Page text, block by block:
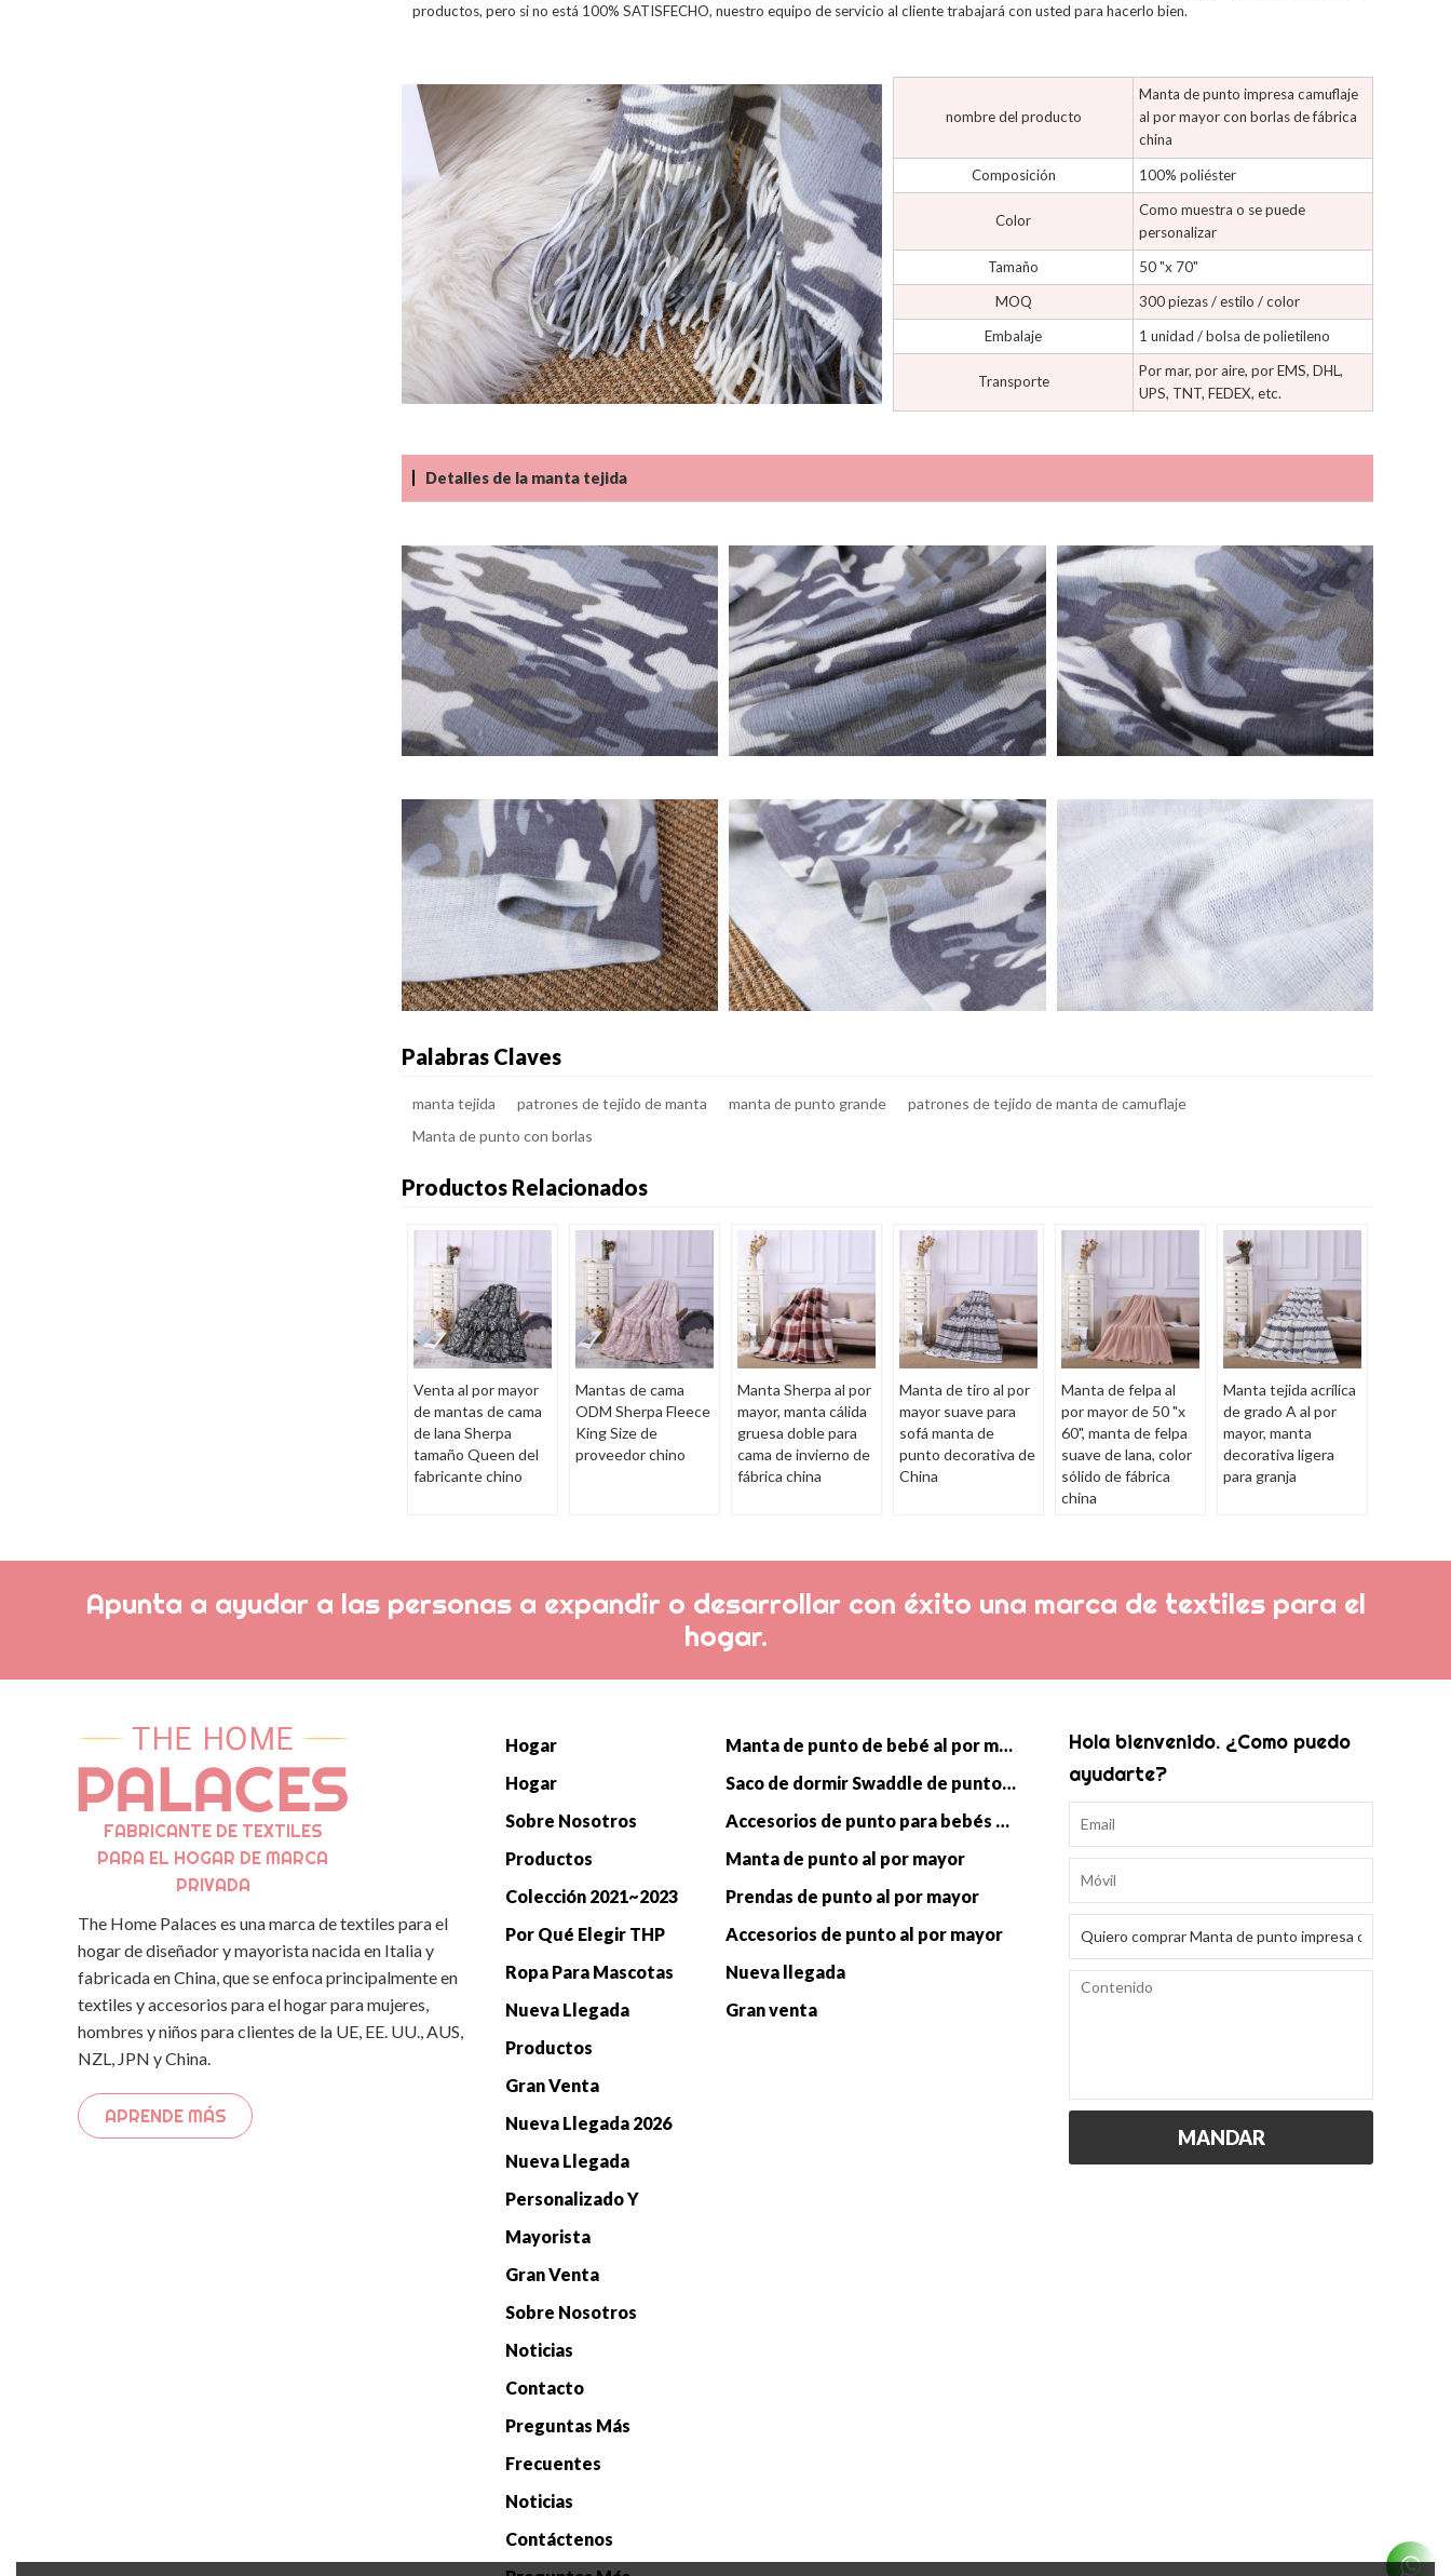
productos, pero si no está 100% SATISFECHO, nuestro equipo de servicio al cliente trabajará con usted para hacerlo bien.
nombre del producto
Manta de punto impresa camuflaje
al por mayor con borlas de fábrica
china
Composición 100% poliéster
Color
Como muestra o se puede
personalizar
Tamaño
50 "x 70"
MOQ
300 piezas / estilo / color
Embalaje
1 unidad / bolsa de polietileno
Transporte
Por mar, por aire, por EMS, DHL,
UPS, TNT, FEDEX, etc.
Detalles de la manta tejida
Palabras Claves
manta tejida patrones de tejido de manta manta de punto grande
patrones de tejido de manta de camuflaje
Manta de punto con borlas
Productos Relacionados
Venta al por mayor
de mantas de cama
de lana Sherpa
tamaño Queen del
fabricante chino
Mantas de cama
ODM Sherpa Fleece
King Size de
proveedor chino
Manta Sherpa al por
mayor, manta cálida
gruesa doble para
cama de invierno de
fábrica china
Manta de tiro al por
mayor suave para
sofá manta de
punto decorativa de
China
Manta de felpa al
por mayor de 50 "x
60", manta de felpa
suave de lana, color
sólido de fábrica
china
Manta tejida acrílica
de grado A al por
mayor, manta
decorativa ligera
para granja
Apunta a ayudar a las personas a expandir o desarrollar con éxito una marca de textiles para el
hogar.
FABRICANTE DE TEXTILES
PARA EL HOGAR DE MARCA
PRIVADA
The Home Palaces es una marca de textiles para el
hogar de diseñador y mayorista nacida en Italia y
fabricada en China, que se enfoca principalmente en
textiles y accesorios para el hogar para mujeres,
hombres y niños para clientes de la UE, EE. UU., AUS,
NZL, JPN y China.
APRENDE MÁS
Hogar
Hogar
Sobre Nosotros
Productos
Colección 2021~2023
Por Qué Elegir THP
Ropa Para Mascotas
Nueva Llegada
Productos
Gran Venta
Nueva Llegada 2026
Nueva Llegada
Personalizado Y
Mayorista
Gran Venta
Sobre Nosotros
Noticias
Contacto
Preguntas Más
Frecuentes
Noticias
Contáctenos
Manta de punto de bebé al por mayor
Saco de dormir Swaddle de punto para bebé al por mayor
Accesorios de punto para bebés al por mayor
Manta de punto al por mayor
Prendas de punto al por mayor
Accesorios de punto al por mayor
Nueva llegada
Gran venta
Hola bienvenido. ¿Como puedo
ayudarte?
MANDAR